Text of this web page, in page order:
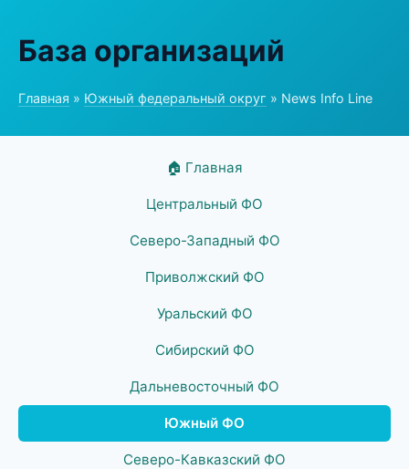
База организаций
Главная » Южный федеральный округ » News Info Line
🏠 Главная
Центральный ФО
Северо-Западный ФО
Приволжский ФО
Уральский ФО
Сибирский ФО
Дальневосточный ФО
Южный ФО
Северо-Кавказский ФО